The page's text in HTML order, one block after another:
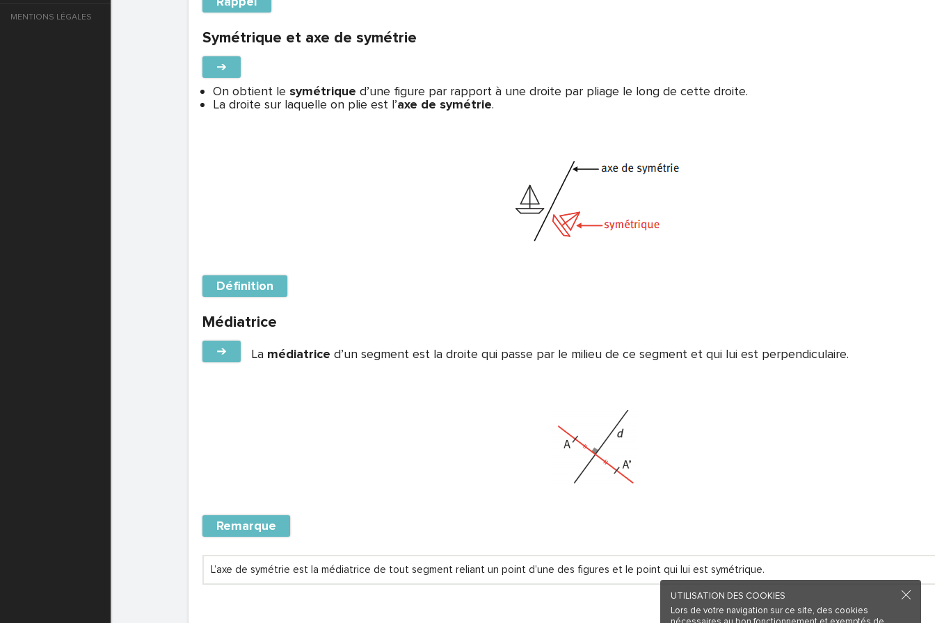
Symétrique et axe de symétrie
➔
On obtient le symétrique d’une figure par rapport à une droite par pliage le long de cette droite.
La droite sur laquelle on plie est l’axe de symétrie.
Définition
Médiatrice
➔ La médiatrice d’un segment est la droite qui passe par le milieu de ce segment et qui lui est perpendiculaire.
Remarque
L’axe de symétrie est la médiatrice de tout segment reliant un point d’une des figures et le point qui lui est symétrique.
MENTIONS LÉGALES
UTILISATION DES COOKIES
Lors de votre navigation sur ce site, des cookies